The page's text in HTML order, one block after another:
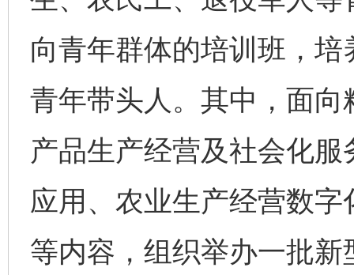
向青年群体的培训班，
青年带头人。其中，面
产品生产经营及社会化
应用、农业生产经营数
等内容，组织举办一批